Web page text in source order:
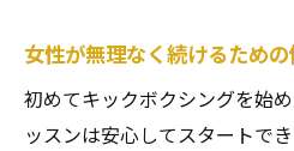
女性が無理なく続けるため
初めてキックボクシングを始
ッスンは安心してスタートで